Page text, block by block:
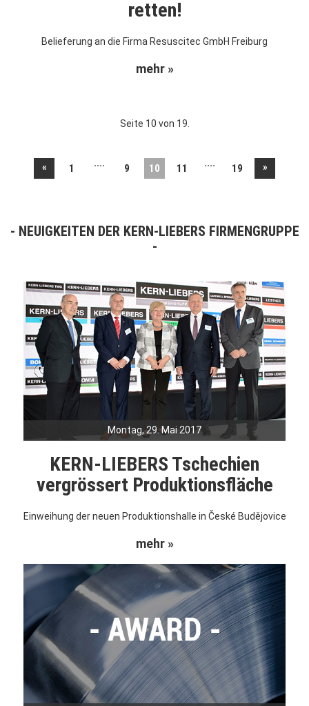
retten!
Belieferung an die Firma Resuscitec GmbH Freiburg
mehr »
Seite 10 von 19.
« 1 .... 9 10 11 .... 19 »
NEUIGKEITEN DER KERN-LIEBERS FIRMENGRUPPE
Montag, 29. Mai 2017
KERN-LIEBERS Tschechien
vergrössert Produktionsfläche
Einweihung der neuen Produktionshalle in České Budějovice
mehr »